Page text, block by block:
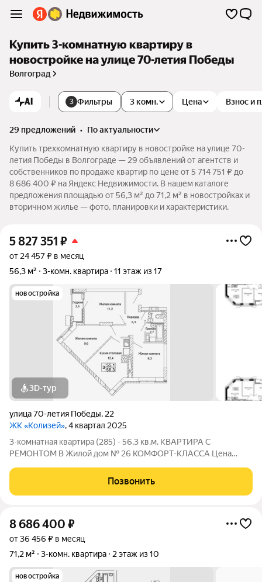
Купить 3-комнатную квартиру в
новостройке на улице 70-летия Победы
Волгоград
AI 3 Фильтры Цена Взнос и
3 комн.
29 предложений •
по актуальности
Купить трехкомнатную квартиру в новостройке на улице 70-
летия Победы в Волгограде — 29 объявлений от агентств и
собственников по продаже квартир по цене от 5 714 751 ₽ до
8 686 400 ₽ на Яндекс Недвижимости. В нашем каталоге
предложения площадью от 56,3 м² до 71,2 м² в новостройках и
вторичном жилье — фото, планировки и характеристики.
5 827 351 ₽
от 24 457 ₽ в месяц
56,3 м²
3-комн. квартира 11 этаж из 17
новостройка
3D-тур
улица 70-летия Победы, 22
ЖК «Колизей», 4 квартал 2025
3-комнатная квартира (285) - 56.3 кв.м. КВАРТИРА С
РЕМОНТОМ В Жилой дом № 26 КОМФОРТ-КЛАССА Цена
эту квартиру с черновой отделкой. Прямая продажа от
Застройщика! ЖК «Колизей» - это
Позвонить
8 686 400 ₽
от 36 456 ₽ в месяц
71,2 м²
3-комн. квартира 2 этаж из 10
новостройка